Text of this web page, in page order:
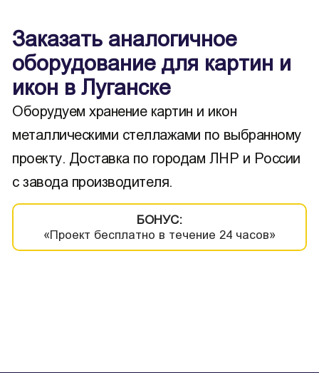
Заказать аналогичное
оборудование для картин и
икон в Луганске
Оборудуем хранение картин и икон
металлическими стеллажами по выбранному
проекту. Доставка по городам ЛНР и России
с завода производителя.
БОНУС:
«Проект бесплатно в течение 24 часов»